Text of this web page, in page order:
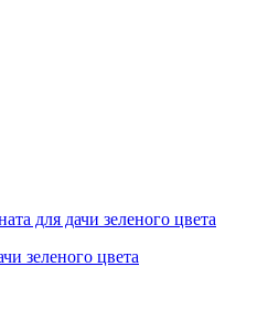
зеленого цвета